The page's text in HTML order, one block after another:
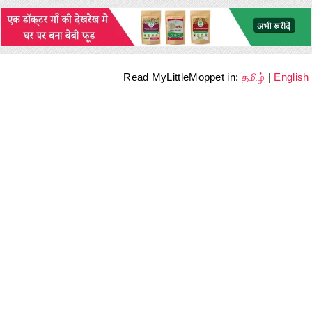
Read MyLittleMoppet in: தமிழ் | English